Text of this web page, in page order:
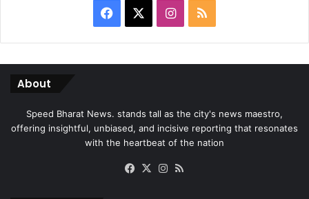
Facebook Instagram
RSS
About
Speed Bharat News. stands tall as the city's news maestro,
offering insightful, unbiased, and incisive reporting that resonates
with the heartbeat of the nation
Facebook
X Instagram